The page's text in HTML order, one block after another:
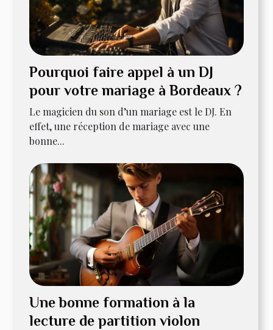
Pourquoi faire appel à un DJ
pour votre mariage à Bordeaux ?
Le magicien du son d’un mariage est le DJ. En
effet, une réception de mariage avec une
bonne...
Une bonne formation à la
lecture de partition violon